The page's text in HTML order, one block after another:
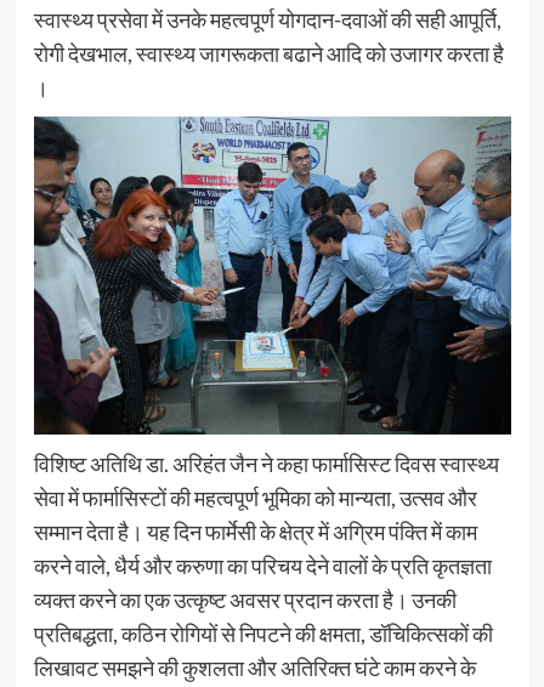
स्वास्थ्य प्रसेवा में उनके महत्वपूर्ण योगदान-दवाओं की सही आपूर्ति,
रोगी देखभाल, स्वास्थ्य जागरूकता बढाने आदि को उजागर करता है
।
विशिष्ट अतिथि डा. अरिहंत जैन ने कहा फार्मासिस्ट दिवस स्वास्थ्य
सेवा में फार्मासिस्टों की महत्वपूर्ण भूमिका को मान्यता, उत्सव और
सम्मान देता है। यह दिन फार्मेसी के क्षेत्र में अग्रिम पंक्ति में काम
करने वाले, धैर्य और करुणा का परिचय देने वालों के प्रति कृतज्ञता
व्यक्त करने का एक उत्कृष्ट अवसर प्रदान करता है। उनकी
प्रतिबद्धता, कठिन रोगियों से निपटने की क्षमता, डॉचिकित्सकों की
लिखावट समझने की कुशलता और अतिरिक्त घंटे काम करने के